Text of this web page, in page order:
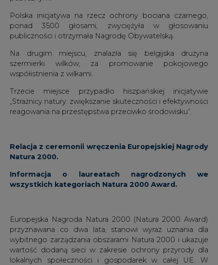
Polska inicjatywa na rzecz ochrony bociana czarnego,
ponad 3500 głosami, zwyciężyła w głosowaniu
publiczności i otrzymała Nagrodę Obywatelską.
Na drugim miejscu, znalazła się belgijska drużyna
szermierki wilków, za promowanie pokojowego
współistnienia z wilkami.
Trzecie miejsce przypadło hiszpańskiej inicjatywie
„Strażnicy natury: zwiększanie skuteczności i efektywności
reagowania na przestępstwa przeciwko środowisku”.
Relacja z ceremonii wręczenia Europejskiej Nagrody
Natura 2000.
Informacja o laureatach nagrodzonych we
wszystkich kategoriach Natura 2000 Award.
Europejska Nagroda Natura 2000 (Natura 2000 Award)
przyznawana co dwa lata, stanowi wyraz uznania dla
wybitnego zarządzania obszarami Natura 2000 i ukazuje
wartość dodaną sieci w zakresie ochrony przyrody dla
lokalnych społeczności i gospodarek w całej UE. W